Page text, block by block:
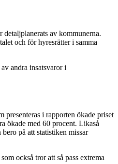
detaljplanerats av kommunerna.
och för hyresrätter i samma
andra insatsvaror i
i rapporten ökade priset
ökade med 60 procent. Likaså
på att statistiken missar
också tror att så pass extrema